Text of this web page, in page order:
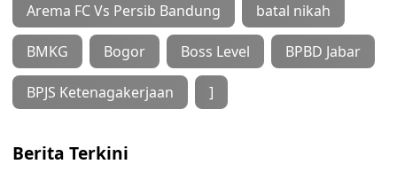
Arema FC Vs Persib Bandung batal nikah
BMKG Bogor Boss Level BPBD Jabar
BPJS Ketenagakerjaan ]
Berita Terkini